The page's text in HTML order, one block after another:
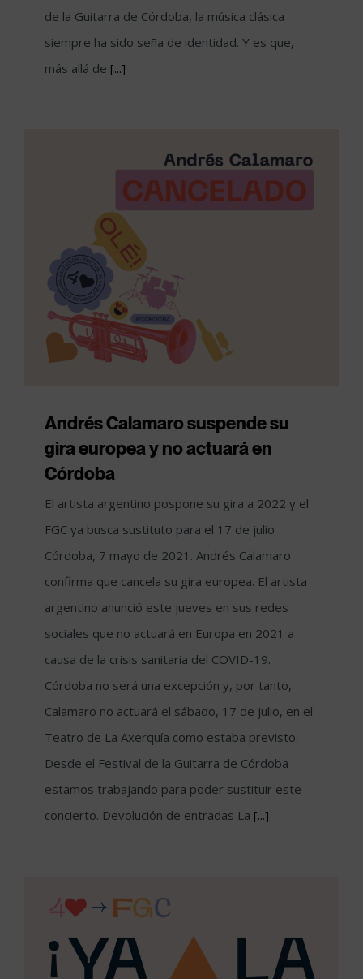
de la Guitarra de Córdoba, la música clásica
siempre ha sido seña de identidad. Y es que,
más allá de [...]
Andrés Calamaro suspende su
gira europea y no actuará en
Córdoba
El artista argentino pospone su gira a 2022 y el
FGC ya busca sustituto para el 17 de julio
Córdoba, 7 mayo de 2021. Andrés Calamaro
confirma que cancela su gira europea. El artista
argentino anunció este jueves en sus redes
sociales que no actuará en Europa en 2021 a
causa de la crisis sanitaria del COVID-19.
Córdoba no será una excepción y, por tanto,
Calamaro no actuará el sábado, 17 de julio, en el
Teatro de La Axerquía como estaba previsto.
Desde el Festival de la Guitarra de Córdoba
estamos trabajando para poder sustituir este
concierto. Devolución de entradas La [...]